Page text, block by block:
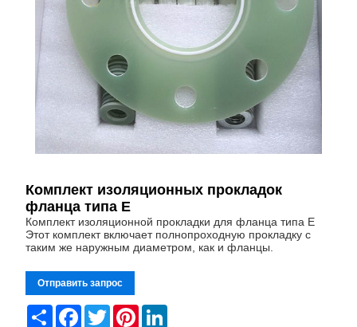
Комплект изоляционных прокладок
фланца типа E
Комплект изоляционной прокладки для фланца типа E
Этот комплект включает полнопроходную прокладку с
таким же наружным диаметром, как и фланцы.
Отправить запрос
Share Facebook
TwitterPinterest